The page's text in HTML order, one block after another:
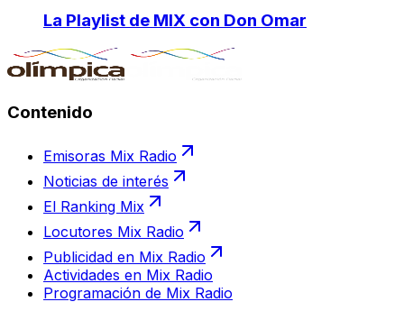
La Playlist de MIX con Don Omar
Contenido
Emisoras Mix Radio
Noticias de interés
El Ranking Mix
Locutores Mix Radio
Publicidad en Mix Radio
Actividades en Mix Radio
Programación de Mix Radio